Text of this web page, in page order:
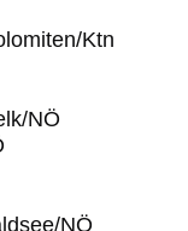
Ktn
NÖ
NÖ